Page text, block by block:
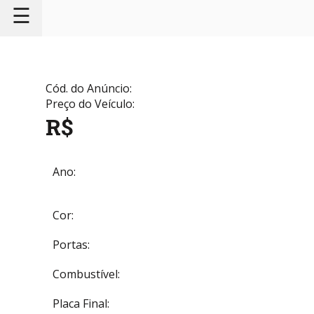
☰
Cód. do Anúncio:
Preço do Veículo:
R$
Ano:
Cor:
Portas:
Combustível:
Placa Final: